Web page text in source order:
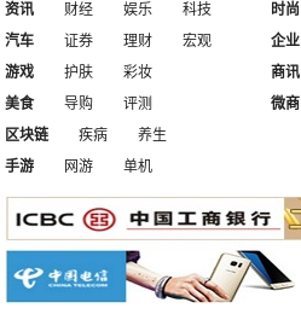
资讯 财经 娱乐
科技
汽车
证券 理财 宏观
时尚
企业
游戏
护肤
彩妆
美食
导购 评测
商讯
微商
区块链
疾病
养生
手游
网游 单机